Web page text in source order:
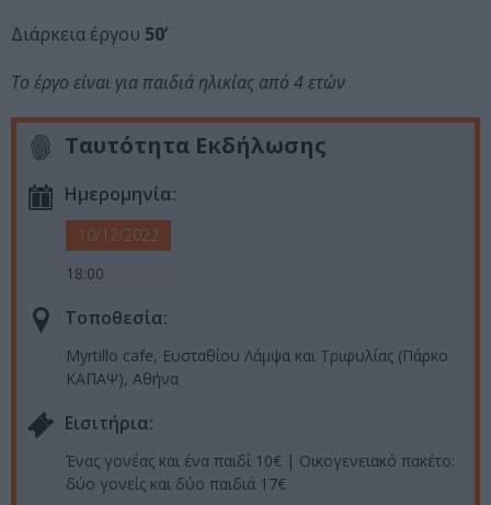
Διάρκεια έργου 50’
Το έργο είναι για παιδιά ηλικίας από 4 ετών
Ταυτότητα Εκδήλωσης
Ημερομηνία:
10/12/2022
18:00
Τοποθεσία:
Myrtillo cafe, Ευσταθίου Λάμψα και Τριφυλίας (Πάρκο
ΚΑΠΑΨ), Αθήνα
Eισιτήρια:
Ένας γονέας και ένα παιδί 10€ | Οικογενειακό πακέτο:
δύο γονείς και δύο παιδιά 17€